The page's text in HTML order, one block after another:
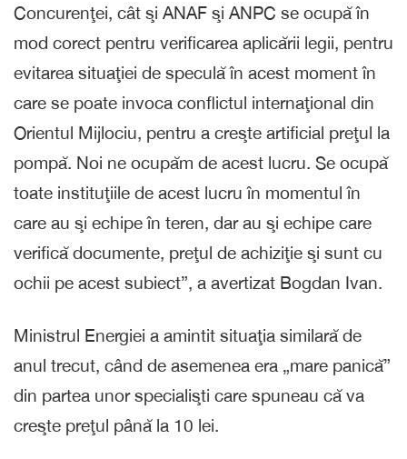
Concurenţei, cât şi ANAF şi ANPC se ocupă în
mod corect pentru verificarea aplicării legii, pentru
evitarea situaţiei de speculă în acest moment în
care se poate invoca conflictul internaţional din
Orientul Mijlociu, pentru a creşte artificial preţul la
pompă. Noi ne ocupăm de acest lucru. Se ocupă
toate instituţiile de acest lucru în momentul în
care au şi echipe în teren, dar au şi echipe care
verifică documente, preţul de achiziţie şi sunt cu
ochii pe acest subiect”, a avertizat Bogdan Ivan.
Ministrul Energiei a amintit situaţia similară de
anul trecut, când de asemenea era „mare panică”
din partea unor specialişti care spuneau că va
creşte preţul până la 10 lei.